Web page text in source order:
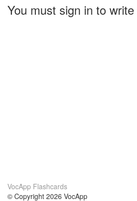
You must sign in to
VocApp Flashcards
© Copyright 2026 VocApp